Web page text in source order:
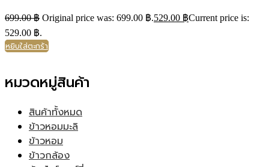
699.00฿ Original price was: 699.00 ฿.529.00 ฿Current price is:
529.00 ฿.
หยิบใส่ตะกร้า
หมวดหมู่สินค้า
สินค้าทั้งหมด
ข้าวหอมมะลิ
ข้าวหอม
ข้าวกล้อง